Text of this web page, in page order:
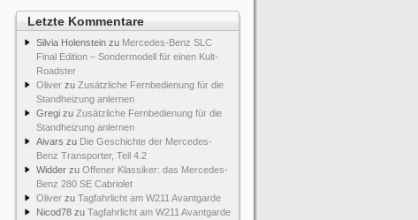
Letzte Kommentare
Silvia Holenstein zu Mercedes-Benz SLC
Final Edition – Sondermodell für einen Kult-
Roadster
Oliver zu Zusätzliche Fernbedienung für die
Standheizung anlernen
Gregi zu Zusätzliche Fernbedienung für die
Standheizung anlernen
Aivars zu Die Geschichte der Mercedes-
Benz Transporter, Teil 4.2
Widder zu Offener Klassiker: das Mercedes-
Benz 280 SE Cabriolet
Oliver zu Tagfahrlicht am W211 Avantgarde
Nicod78 zu Tagfahrlicht am W211 Avantgarde